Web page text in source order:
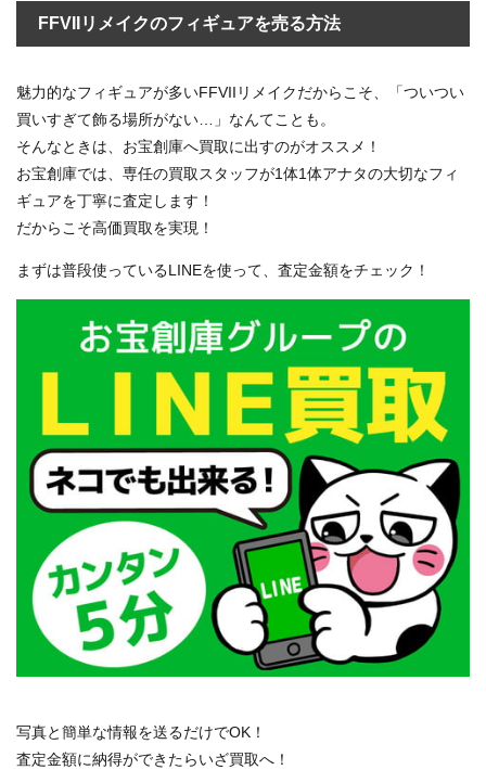
FFVIIリメイクのフィギュアを売る方法
魅力的なフィギュアが多いFFVIIリメイクだからこそ、「ついつい
買いすぎて飾る場所がない…」なんてことも。
そんなときは、お宝創庫へ買取に出すのがオススメ！
お宝創庫では、専任の買取スタッフが1体1体アナタの大切なフィ
ギュアを丁寧に査定します！
だからこそ高価買取を実現！
まずは普段使っているLINEを使って、査定金額をチェック！
写真と簡単な情報を送るだけでOK！
査定金額に納得ができたらいざ買取へ！